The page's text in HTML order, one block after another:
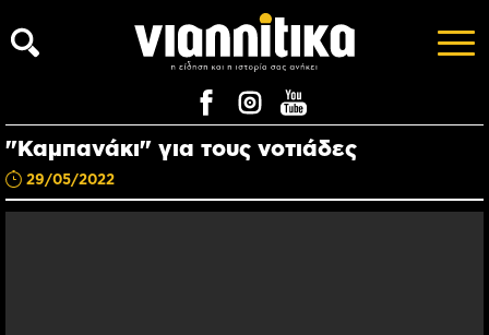
"Καμπανάκι" για τους νοτιάδες
29/05/2022